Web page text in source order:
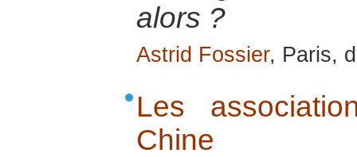
alors ?
Astrid Fossier, Paris,
Les
Chine